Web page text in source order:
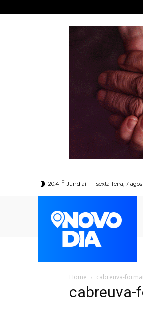
20.4 C Jundiaí sexta-feira, 7
Home cabreuva-
cabreuva-